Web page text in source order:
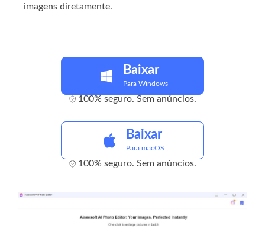
imagens diretamente.
Baixar
Para Windows
100% seguro. Sem anúncios.
Baixar
Para macOS
100% seguro. Sem anúncios.